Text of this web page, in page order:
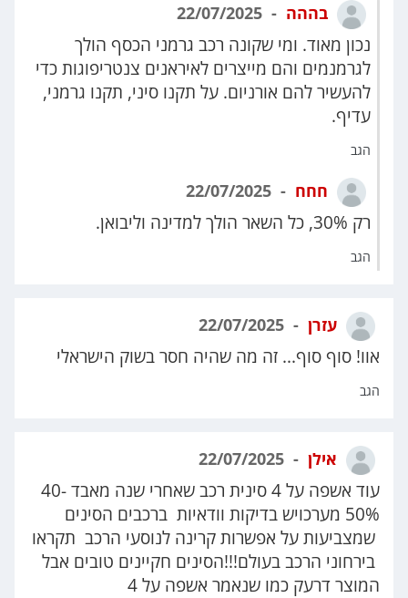
בההה
נכון מאוד. ומי שקונה רכב גרמני הכסף הולך
לגרמנמים והם מייצרים לאיראנים צנטריפוגות כדי
להעשיר להם אורניום. על תקנו סיני, תקנו גרמני,
עדיף.
הגב
חחח
רק 30%, כל השאר הולך למדינה וליבואן.
הגב
עזרן
אוו! סוף סוף... זה מה שהיה חסר בשוק הישראלי
הגב
אילן
עוד אשפה על 4 סינית רכב שאחרי שנה מאבד 40-
50% מערכויש בדיקות וודאיות ברכבים הסינים
שמצביעות על אפשרות קרינה לנוסעי הרכב תקראו
בירחוני הרכב בעולם!!!הסינים חקיינים טובים אבל
המוצר דרעק כמו שנאמר אשפה על 4